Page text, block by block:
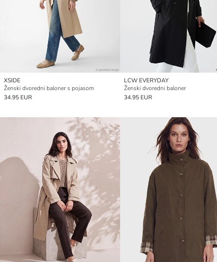
XSIDE
Ženski dvoredni baloner s pojasom
34.95 EUR
LCW EVERYDAY
Ženski dvoredni baloner
34.95 EUR